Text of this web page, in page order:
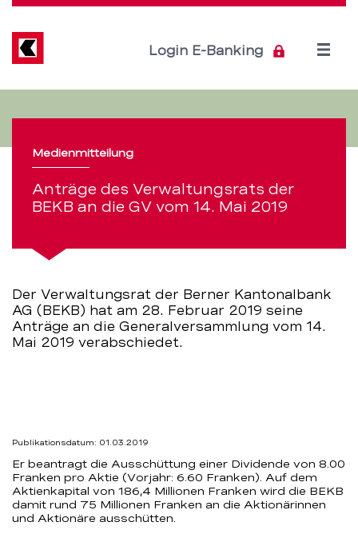
des
Verwaltungsrats
BEKB
Direkt
Inhalt
Login E-Banking
Open
Medienmitteilung
Anträge des Verwaltungsrats der
BEKB an die GV vom 14. Mai 2019
Der Verwaltungsrat der Berner Kantonalbank
AG (BEKB) hat am 28. Februar 2019 seine
Anträge an die Generalversammlung vom 14.
Mai 2019 verabschiedet.
Publikationsdatum: 01.03.2019
Er beantragt die Ausschüttung einer Dividende von 8.00
Franken pro Aktie (Vorjahr: 6.60 Franken). Auf dem
Aktienkapital von 186,4 Millionen Franken wird die BEKB
damit rund 75 Millionen Franken an die Aktionärinnen
und Aktionäre ausschütten.